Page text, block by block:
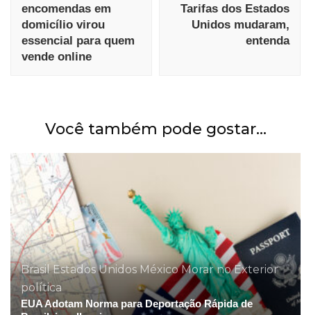
encomendas em
domicílio virou
essencial para quem
vende online
Tarifas dos Estados
Unidos mudaram,
entenda
Você também pode gostar...
Brasil Estados Unidos México Morar no Exterior
política
EUA Adotam Norma para Deportação Rápida de